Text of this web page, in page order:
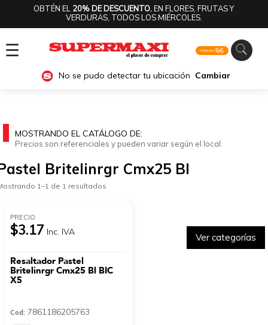
OBTÉN EL 20% DE DESCUENTO.EN FLORES, FRUTAS Y
VERDURAS, TODOS LOS MIÉRCOLES.
☰
No se pudo detectar tu ubicación Cambiar
Ver categorías
MOSTRANDO EL CATÁLOGO DE:
Precios son referenciales y pueden variar según el local.
Britelinrgr Cmx25 Bl
1–1 de 1 resultados
PRECIO
$3.17 Inc. IVA
Resaltador Pastel
Britelinrgr Cmx25 Bl BIC
X5
Cod: 7861186205763